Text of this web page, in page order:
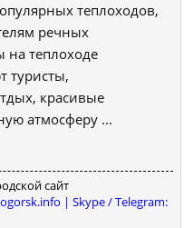
теплоходов,
речных
на теплоходе
туристы,
красивые
атмосферу ...
сайт
| Skype / Telegram: